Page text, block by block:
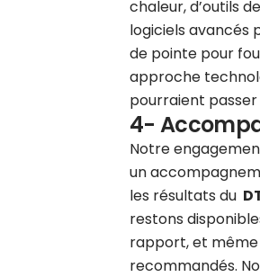
chaleur, d’outils
logiciels avancés
de pointe pour
approche
pourraient
4-
Notre
un
les résultats du
restons
rapport, et même
recommandés.